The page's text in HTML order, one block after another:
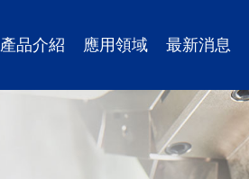
產品介紹 應用領域 最新消息